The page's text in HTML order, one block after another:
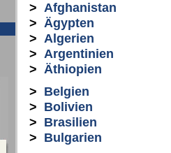
> Afghanistan
> Ägypten
> Algerien
> Argentinien
> Äthiopien
> Belgien
> Bolivien
> Brasilien
> Bulgarien